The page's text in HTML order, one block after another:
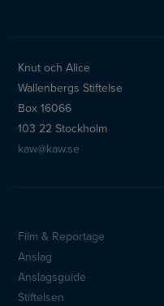
Knut och Alice
Wallenbergs Stiftelse
Box 16066
103 22 Stockholm
kaw@kaw.se
Sidfotsmeny
Film & Reportage
Anslag
Anslagsguide
Stiftelsen